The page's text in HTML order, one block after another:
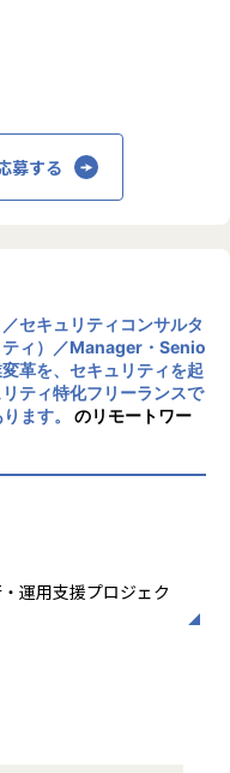
携して提案〜受注ま
決定支援・関係強化
る
のビジネス成長に
る
営層との議論・合
割
実行まで一気通貫
、再び顧客最前線で
について）
しています。
っており、30年以
力、高度な分析ノ
「プロフェッショ
をミッションとして
門性を持った技術
た多様性のある高度
ィ＆ローコストで提
争優位確保に貢献す
しております。
造
100年企業の創
創造に向け、「社
を通して誰よりも発
、社員全員が燃え続
であると信じてい
事業活動に取り組
募する
セキュリティコンサルタ
ティ）／Manager・Senio
革を、セキュリティを起
ティ特化フリーランスで
ます。
のリモートワー
運用支援プロジェク
応（IR）体制構築の
チューニング方針の